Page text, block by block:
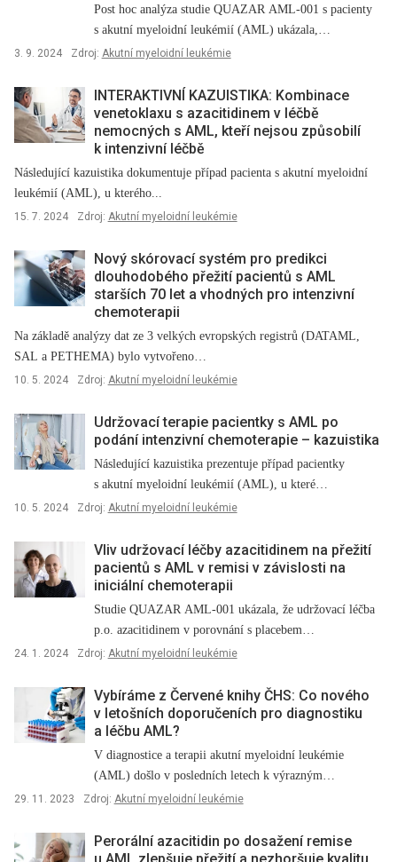
Post hoc analýza studie QUAZAR AML-001 s pacienty
s akutní myeloidní leukémií (AML) ukázala,…
3. 9. 2024 Zdroj: Akutní myeloidní leukémie
INTERAKTIVNÍ KAZUISTIKA: Kombinace
venetoklaxu s azacitidinem v léčbě
nemocných s AML, kteří nejsou způsobilí
k intenzivní léčbě
Následující kazuistika dokumentuje případ pacienta s akutní myeloidní
leukémií (AML), u kterého...
15. 7. 2024 Zdroj: Akutní myeloidní leukémie
Nový skórovací systém pro predikci
dlouhodobého přežití pacientů s AML
starších 70 let a vhodných pro intenzivní
chemoterapii
Na základě analýzy dat ze 3 velkých evropských registrů (DATAML,
SAL a PETHEMA) bylo vytvořeno…
10. 5. 2024 Zdroj: Akutní myeloidní leukémie
Udržovací terapie pacientky s AML po
podání intenzivní chemoterapie –⁠ kazuistika
Následující kazuistika prezentuje případ pacientky
s akutní myeloidní leukémií (AML), u které…
10. 5. 2024 Zdroj: Akutní myeloidní leukémie
Vliv udržovací léčby azacitidinem na přežití
pacientů s AML v remisi v závislosti na
iniciální chemoterapii
Studie QUAZAR AML-001 ukázala, že udržovací léčba
p.o. azacitidinem v porovnání s placebem…
24. 1. 2024 Zdroj: Akutní myeloidní leukémie
Vybíráme z Červené knihy ČHS: Co nového
v letošních doporučeních pro diagnostiku
a léčbu AML?
V diagnostice a terapii akutní myeloidní leukémie
(AML) došlo v posledních letech k výrazným…
29. 11. 2023 Zdroj: Akutní myeloidní leukémie
Perorální azacitidin po dosažení remise